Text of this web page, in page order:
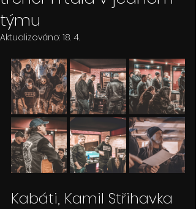
týmu
Aktualizováno: 18. 4.
Kabáti, Kamil Střihavka